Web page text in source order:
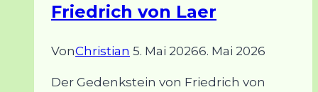
Friedrich von Laer
VonChristian 5. Mai 20266. Mai 2026
Der Gedenkstein von Friedrich von